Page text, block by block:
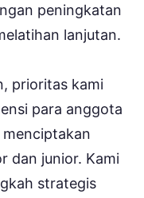
peningkatan
lanjutan.
prioritas kami
para anggota
dan junior. Kami
strategis